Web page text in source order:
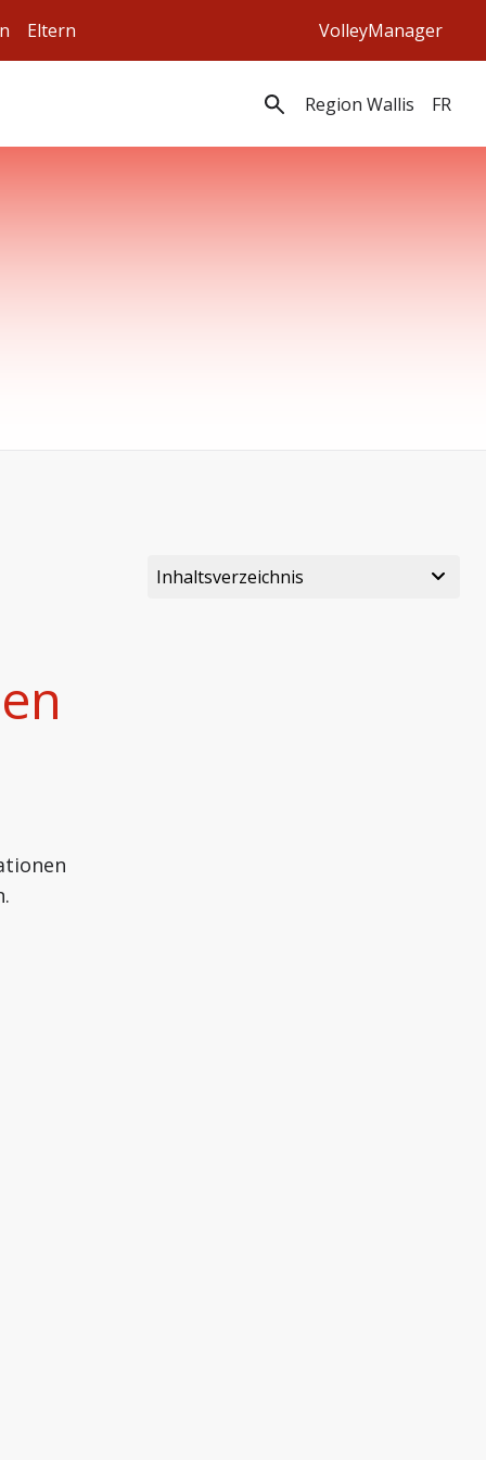
Eltern VolleyManager
Region Wallis FR
Inhaltsverzeichnis